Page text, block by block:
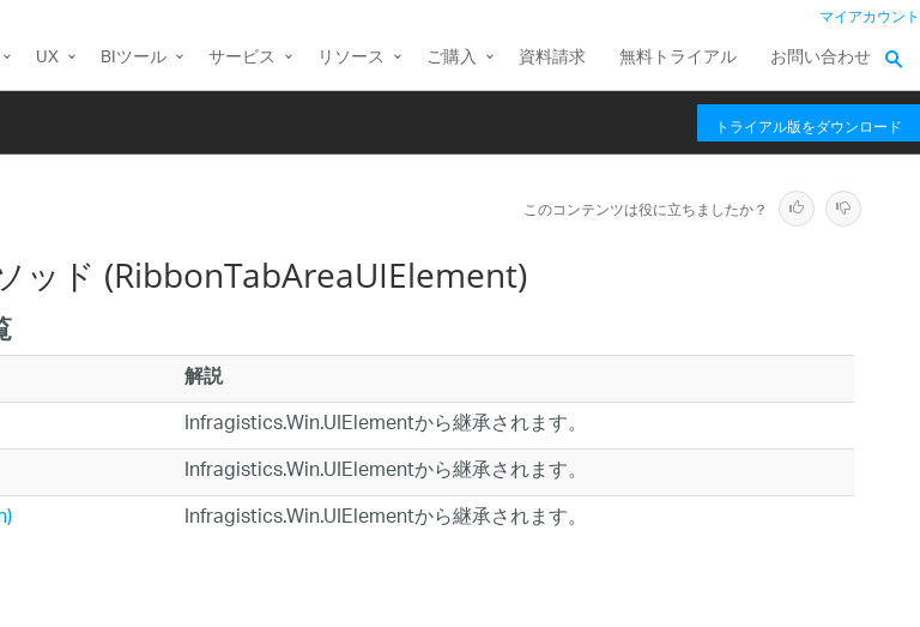
マイアカウント
UX BIツール サービス リソース ご購入 資料請求 無料トライアル お問い合わせ
トライアル版をダウンロード
このコンテンツは役に立ちましたか？
ッド (RibbonTabAreaUIElement)
解説
Infragistics.Win.UIElementから継承されます。
Infragistics.Win.UIElementから継承されます。
Infragistics.Win.UIElementから継承されます。